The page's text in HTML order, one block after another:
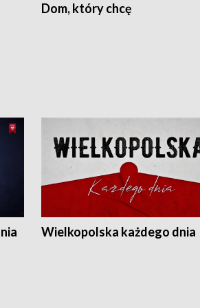
Dom, który chcę
Wielkopolska każdego dnia